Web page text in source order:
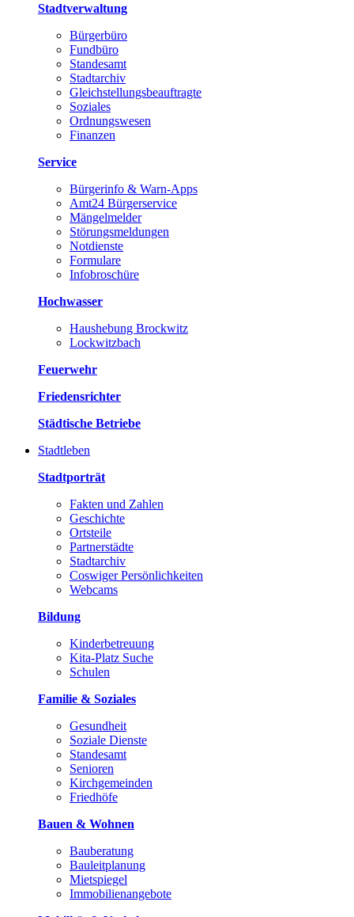
Stadtverwaltung
Bürgerbüro
Fundbüro
Standesamt
Stadtarchiv
Gleichstellungsbeauftragte
Soziales
Ordnungswesen
Finanzen
Service
Bürgerinfo & Warn-Apps
Amt24 Bürgerservice
Mängelmelder
Störungsmeldungen
Notdienste
Formulare
Infobroschüre
Hochwasser
Haushebung Brockwitz
Lockwitzbach
Feuerwehr
Friedensrichter
Städtische Betriebe
Stadtleben
Stadtporträt
Fakten und Zahlen
Geschichte
Ortsteile
Partnerstädte
Stadtarchiv
Coswiger Persönlichkeiten
Webcams
Bildung
Kinderbetreuung
Kita-Platz Suche
Schulen
Familie & Soziales
Gesundheit
Soziale Dienste
Standesamt
Senioren
Kirchgemeinden
Friedhöfe
Bauen & Wohnen
Bauberatung
Bauleitplanung
Mietspiegel
Immobilienangebote